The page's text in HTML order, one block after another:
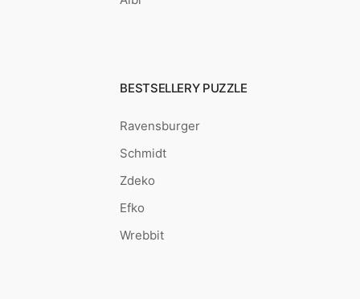
BESTSELLERY PUZZLE
Ravensburger
Schmidt
Zdeko
Efko
Wrebbit